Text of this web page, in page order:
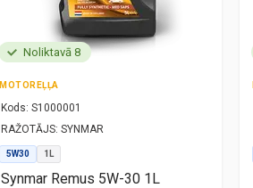
Noliktavā 8
MOTOREĻĻA
Kods: S1000001
RAŽOTĀJS: SYNMAR
5W30 1L
Synmar Remus 5W-30 1L